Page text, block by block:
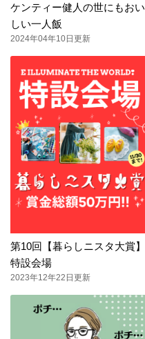
ケンティー健人の世にもおい
しい一人飯
2024年04年10日更新
第10回【暮らしニスタ大賞】
特設会場
2023年12年22日更新